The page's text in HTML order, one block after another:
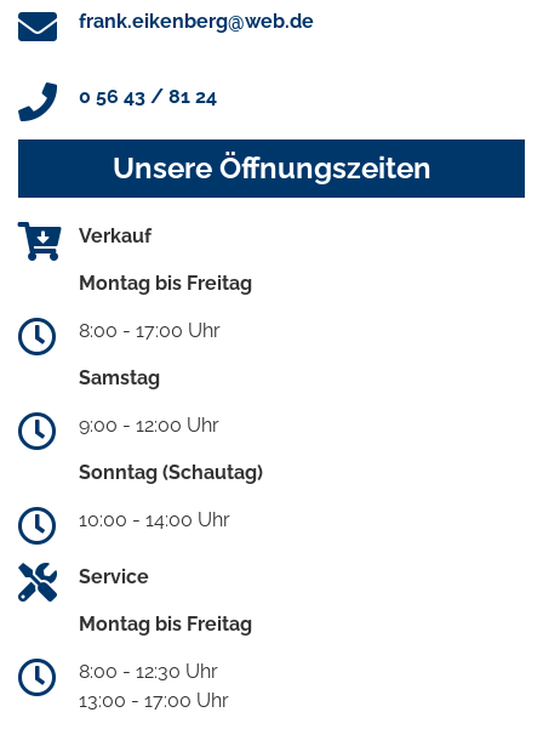
frank.eikenberg@web.de
0 56 43 / 81 24
Unsere Öffnungszeiten
Verkauf
Montag bis Freitag
8:00 - 17:00 Uhr
Samstag
9:00 - 12:00 Uhr
Sonntag (Schautag)
10:00 - 14:00 Uhr
Service
Montag bis Freitag
8:00 - 12:30 Uhr
13:00 - 17:00 Uhr